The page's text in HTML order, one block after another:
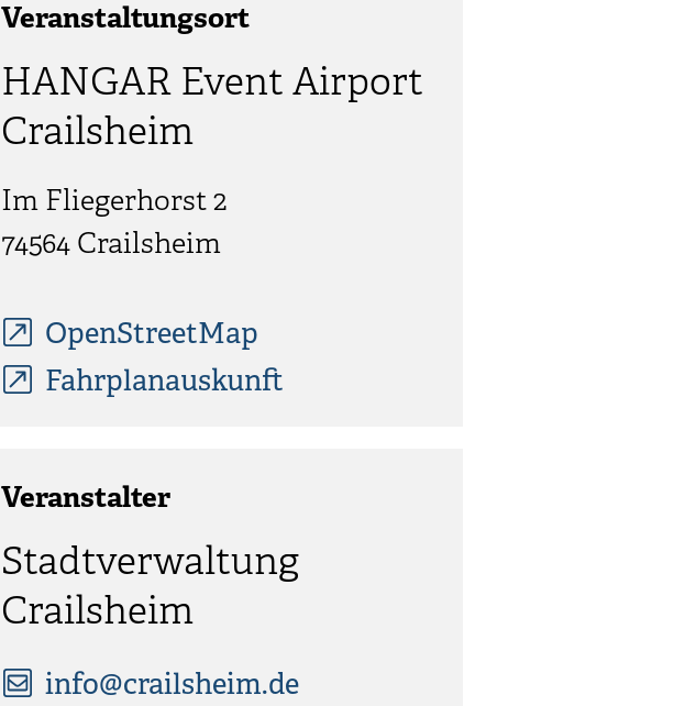
Veranstaltungsort
HANGAR Event Airport
Crailsheim
Im Fliegerhorst 2
74564 Crailsheim
OpenStreetMap
Fahrplanauskunft
Veranstalter
Stadtverwaltung
Crailsheim
info@crailsheim.de